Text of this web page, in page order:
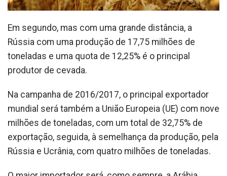
Em segundo, mas com uma grande distância, a
Rússia com uma produção de 17,75 milhões de
toneladas e uma quota de 12,25% é o principal
produtor de cevada.
Na campanha de 2016/2017, o principal exportador
mundial será também a União Europeia (UE) com nove
milhões de toneladas, com um total de 32,75% de
exportação, seguida, à semelhança da produção, pela
Rússia e Ucrânia, com quatro milhões de toneladas.